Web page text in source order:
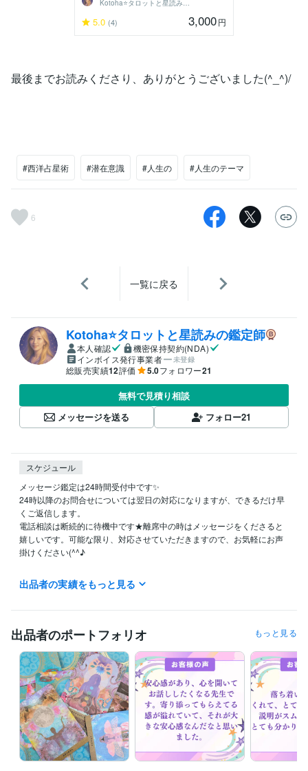
Kotoha⭐タロットと星読みの鑑定師
5.0 (4) 3,000円
最後までお読みくださり、ありがとうございました(^_^)/
#西洋占星術 #潜在意識 #人生の #人生のテーマ
6
一覧に戻る
Kotoha⭐タロットと星読みの鑑定師
本人確認
機密保持契約(NDA)
インボイス発行事業者
未登録
総販売実績12評価 5.0フォロワー21
無料で見積り相談
メッセージを送る
フォロー21
スケジュール
メッセージ鑑定は24時間受付中です✨
24時以降のお問合せについては翌日の対応になりますが、できるだけ早
くご返信します。
電話相談は断続的に待機中です★離席中の時はメッセージをくださると
嬉しいです。可能な限り、対応させていただきますので、お気軽にお声
掛けください(^^♪
★離席中の場合は、商品ページの『出品者に質問』から「可能なお時間
ありますか？」「何時から待機しますか？』とメッセージをお送りくだ
経験職種
クリエイター / コピーライター 経験年数 : 3年
クリエイター / ライター・編集 経験年数 : 5年
ライフスタイル・その他 / 占い師 経験年数 : 3年
受賞歴
ココナラ占い師開始
資格・検定
メンタル心理カウンセラー 取得年 : 2020年
出品者の実績をもっと見る
出品者のポートフォリオ もっと見る